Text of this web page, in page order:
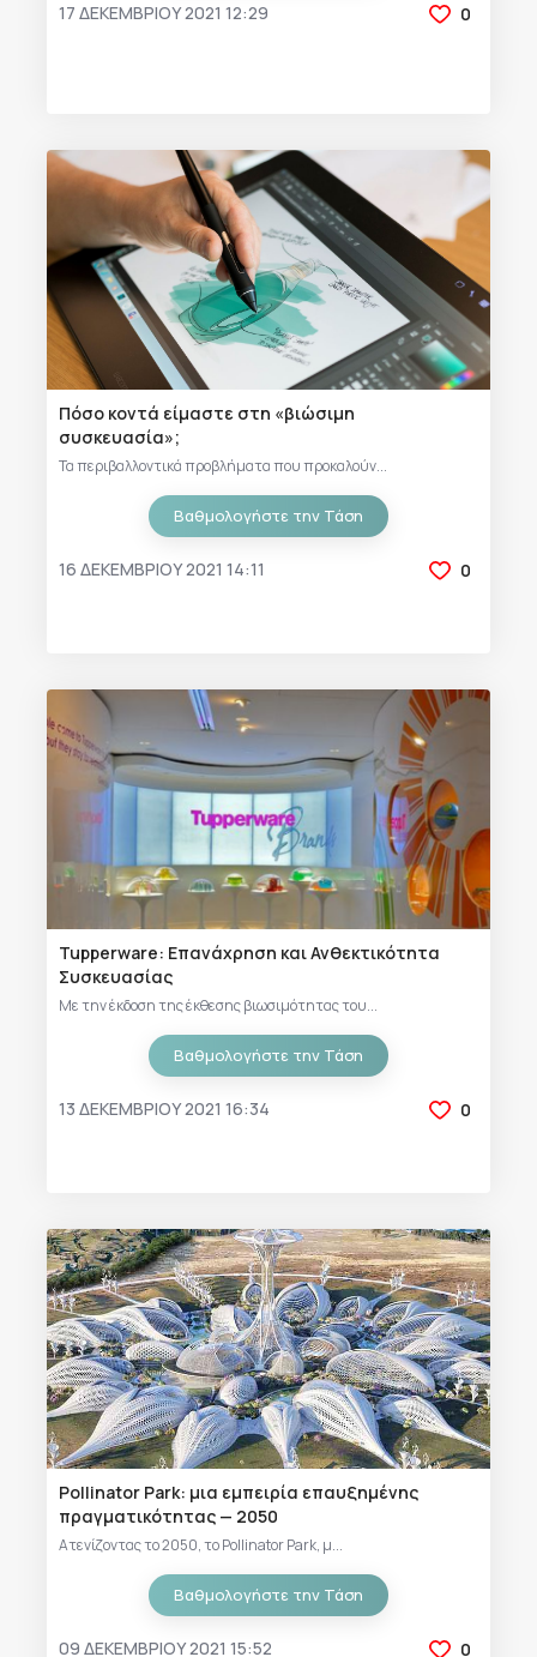
17 ΔΕΚΕΜΒΡΊΟΥ 2021 12:29 0
Πόσο κοντά είμαστε στη «βιώσιμη
συσκευασία»;
Τα περιβαλλοντικά προβλήματα που προκαλούν...
Βαθμολογήστε την Τάση
16 ΔΕΚΕΜΒΡΊΟΥ 2021 14:11 0
Tupperware: Επανάχρηση και Ανθεκτικότητα
Συσκευασίας
Με την έκδοση της έκθεσης βιωσιμότητας του...
Βαθμολογήστε την Τάση
13 ΔΕΚΕΜΒΡΊΟΥ 2021 16:34 0
Pollinator Park: μια εμπειρία επαυξημένης
πραγματικότητας — 2050
Ατενίζοντας το 2050, το Pollinator Park, μ...
Βαθμολογήστε την Τάση
09 ΔΕΚΕΜΒΡΊΟΥ 2021 15:52 0